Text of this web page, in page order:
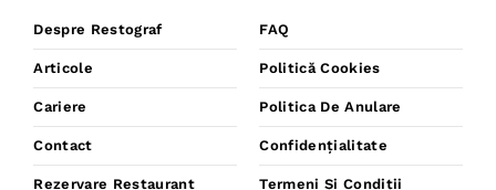
Despre Restograf
Articole
Cariere
Contact
Rezervare Restaurant
FAQ
Politică Cookies
Politica De Anulare
Confidențialitate
Termeni Și Condiții